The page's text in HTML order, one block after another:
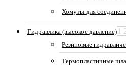
Хомуты для
Гидравлика (высокое давление) 1
Резиновые
Термопластичные